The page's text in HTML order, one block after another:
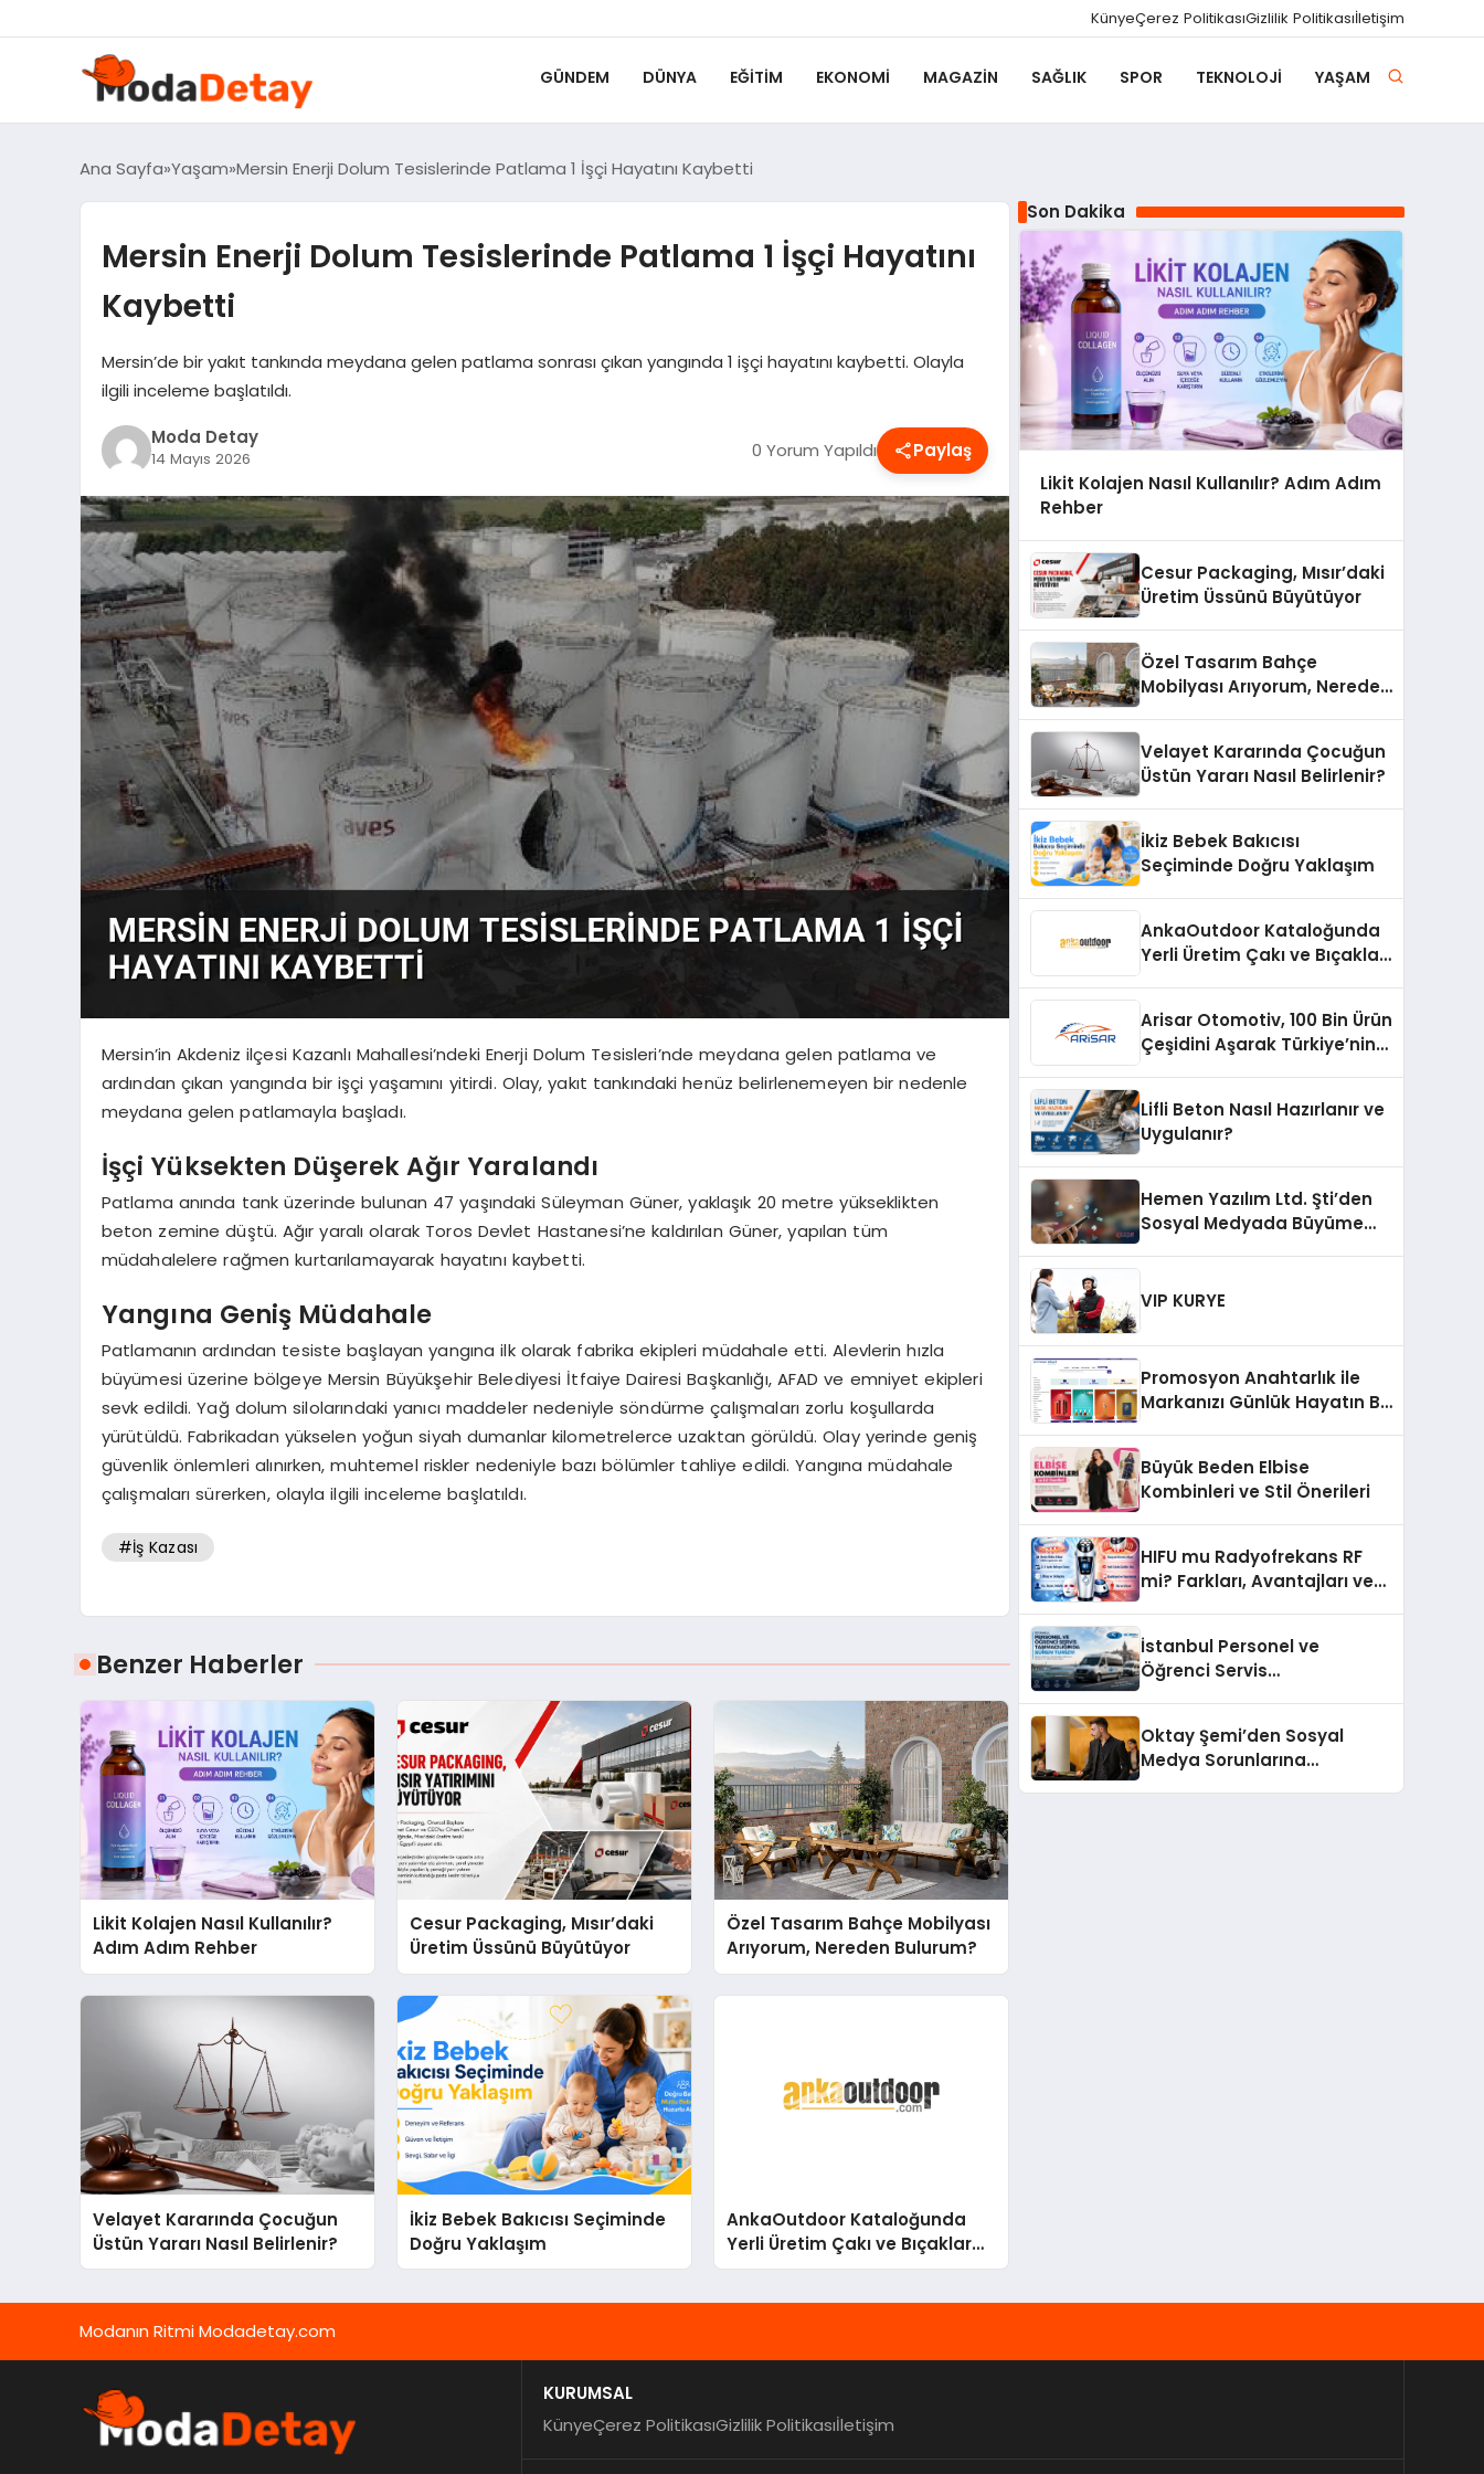
KünyeÇerez PolitikasıGizlilik Politikasıİletişim
GÜNDEM DÜNYA EĞITIM EKONOMI MAGAZIN SAĞLIK SPOR TEKNOLOJI YAŞAM
Ana Sayfa Yaşam Mersin Enerji Dolum Tesislerinde Patlama 1 İşçi Hayatını Kaybetti
Mersin Enerji Dolum Tesislerinde Patlama 1 İşçi Hayatını
Kaybetti
Mersin’de bir yakıt tankında meydana gelen patlama sonrası çıkan yangında 1 işçi hayatını kaybetti. Olayla
ilgili inceleme başlatıldı.
Moda Detay
14 Mayıs 2026 0 Yorum Yapıldı Paylaş
Mersin’in Akdeniz ilçesi Kazanlı Mahallesi’ndeki Enerji Dolum Tesisleri’nde meydana gelen patlama ve
ardından çıkan yangında bir işçi yaşamını yitirdi. Olay, yakıt tankındaki henüz belirlenemeyen bir nedenle
meydana gelen patlamayla başladı.
İşçi Yüksekten Düşerek Ağır Yaralandı
Patlama anında tank üzerinde bulunan 47 yaşındaki Süleyman Güner, yaklaşık 20 metre yükseklikten
beton zemine düştü. Ağır yaralı olarak Toros Devlet Hastanesi’ne kaldırılan Güner, yapılan tüm
müdahalelere rağmen kurtarılamayarak hayatını kaybetti.
Yangına Geniş Müdahale
Patlamanın ardından tesiste başlayan yangına ilk olarak fabrika ekipleri müdahale etti. Alevlerin hızla
büyümesi üzerine bölgeye Mersin Büyükşehir Belediyesi İtfaiye Dairesi Başkanlığı, AFAD ve emniyet ekipleri
sevk edildi. Yağ dolum silolarındaki yanıcı maddeler nedeniyle söndürme çalışmaları zorlu koşullarda
yürütüldü. Fabrikadan yükselen yoğun siyah dumanlar kilometrelerce uzaktan görüldü. Olay yerinde geniş
güvenlik önlemleri alınırken, muhtemel riskler nedeniyle bazı bölümler tahliye edildi. Yangına müdahale
çalışmaları sürerken, olayla ilgili inceleme başlatıldı.
#İş Kazası
Benzer Haberler
Likit Kolajen Nasıl Kullanılır?
Adım Adım Rehber
Cesur Packaging, Mısır’daki
Üretim Üssünü Büyütüyor
Özel Tasarım Bahçe Mobilyası
Arıyorum, Nereden Bulurum?
Velayet Kararında Çocuğun
Üstün Yararı Nasıl Belirlenir?
İkiz Bebek Bakıcısı Seçiminde
Doğru Yaklaşım
AnkaOutdoor Kataloğunda
Yerli Üretim Çakı ve Bıçaklar
56 Modelle Listeleniyor
Son Dakika
Likit Kolajen Nasıl Kullanılır? Adım Adım
Rehber
Cesur Packaging, Mısır’daki
Üretim Üssünü Büyütüyor
Özel Tasarım Bahçe
Mobilyası Arıyorum, Nereden
Velayet Kararında Çocuğun
Üstün Yararı Nasıl Belirlenir?
İkiz Bebek Bakıcısı
Seçiminde Doğru Yaklaşım
AnkaOutdoor Kataloğunda
Yerli Üretim Çakı ve Bıçaklar
Arisar Otomotiv, 100 Bin Ürün
Çeşidini Aşarak Türkiye’nin
Platformlarından Biri Oldu
Lifli Beton Nasıl Hazırlanır ve
Uygulanır?
Hemen Yazılım Ltd. Şti’den
Sosyal Medyada Büyüme
Talep Rekor Kırıyor
VIP KURYE
Promosyon Anahtarlık ile
Markanızı Günlük Hayatın Bir
Büyük Beden Elbise
Kombinleri ve Stil Önerileri
HIFU mu Radyofrekans RF
mi? Farkları, Avantajları ve
İstanbul Personel ve
Öğrenci Servis
Oktay Şemi’den Sosyal
Medya Sorunlarına
Modanın Ritmi Modadetay.com
KURUMSAL
KünyeÇerez PolitikasıGizlilik Politikasıİletişim